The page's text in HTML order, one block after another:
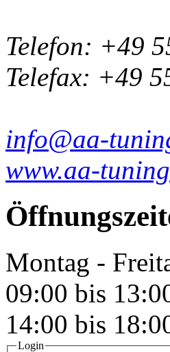
Telefon: +49
Telefax: +49
info@aa-
www.aa-
Montag -
09:00 bis
14:00 bis
Login